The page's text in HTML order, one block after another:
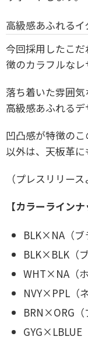
高級感あふれるイ
今回採用したこ
徴のカラフルなレ
落ち着いた雰囲
高級感あふれるデ
凹凸感が特徴の
以外は、天板革に
（プレスリリース
【カラーラインナ
BLK×NA（ブ
BLK×BLK（
WHT×NA（
NVY×PPL（
BRN×ORG（
GYG×LBLUE